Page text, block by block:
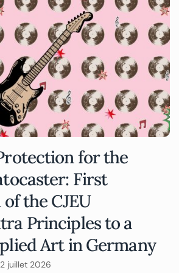
for the
First
the CJEU
Principles to a
Art in Germany
2 juillet 2026